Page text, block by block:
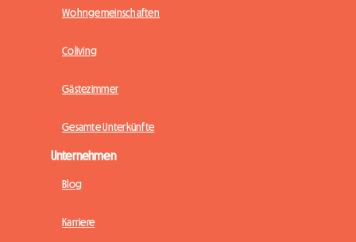
Wohngemeinschaften
Coliving
Gästezimmer
Gesamte Unterkünfte
Unternehmen
Blog
Karriere